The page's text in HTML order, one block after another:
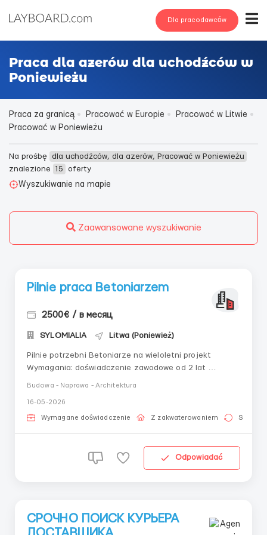
Dla pracodawców
Praca dla azerów dla uchodźców w
Poniewieżu
Praca za granicą Pracować w Europie
Pracować w Litwie
Pracować w Poniewieżu
Na prośbę dla uchodźców, dla azerów, Pracować w Poniewieżu
znalezione
15
oferty
Wyszukiwanie na mapie
Zaawansowane wyszukiwanie
Pilnie praca Betoniarzem
2500€ / в месяц
SYLOMIALIA Litwa (Poniewież)
Pilnie potrzebni Betoniarze na wieloletni projekt
Wymagania: doświadczenie zawodowe od 2 lat
więcej godzin Wynagrodzenie zależy od wydajności
Zakwaterowanie zapewnione...
Budowa - Naprawa - Architektura
16-05-2026
Wymagane doświadczenie Z zakwaterowaniem Stała
Odpowiadać
СРОЧНО ПОИСК КУРЬЕРА